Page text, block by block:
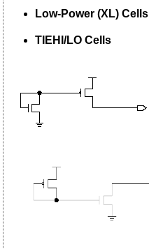
Low-Power (XL) Cells
TIEHI/LO Cells